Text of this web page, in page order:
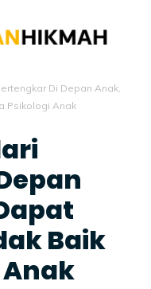
Di Depan Anak,
Psikologi Anak
Baik